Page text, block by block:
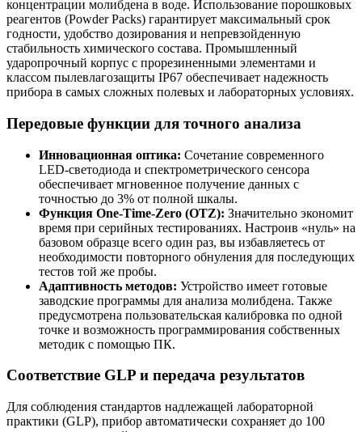
концентрации молибдена в воде. Использование порошковых
реагентов (Powder Packs) гарантирует максимальный срок
годности, удобство дозирования и непревзойденную
стабильность химического состава. Промышленный
ударопрочный корпус с прорезиненными элементами и
классом пылевлагозащиты IP67 обеспечивает надежность
прибора в самых сложных полевых и лабораторных условиях.
Передовые функции для точного анализа
Инновационная оптика: Сочетание современного
LED-светодиода и спектрометрического сенсора
обеспечивает мгновенное получение данных с
точностью до 3% от полной шкалы.
Функция One-Time-Zero (OTZ): Значительно экономит
время при серийных тестированиях. Настроив «нуль» на
базовом образце всего один раз, вы избавляетесь от
необходимости повторного обнуления для последующих
тестов той же пробы.
Адаптивность методов: Устройство имеет готовые
заводские программы для анализа молибдена. Также
предусмотрена пользовательская калибровка по одной
точке и возможность программирования собственных
методик с помощью ПК.
Соответствие GLP и передача результатов
Для соблюдения стандартов надлежащей лабораторной
практики (GLP), прибор автоматически сохраняет до 100